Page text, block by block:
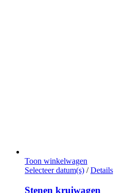
Toon winkelwagen
Selecteer datum(s) Dit
heeft
/ Details
Stenen kruiwagen